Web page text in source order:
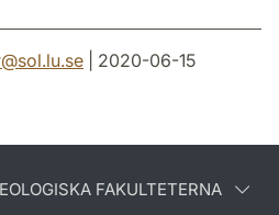
@sol.lu.se | 2020-06-15
FAKULTETERNA